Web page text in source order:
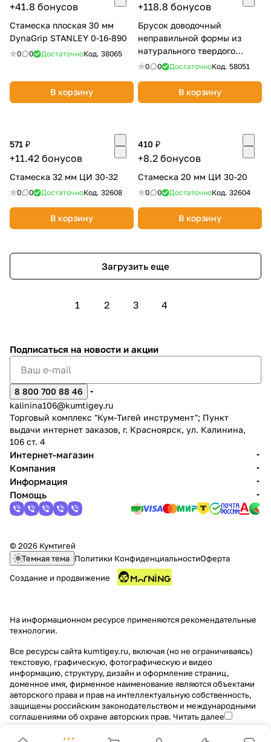
+41.8 бонусов
Стамеска плоская 30 мм
DynaGrip STANLEY 0-16-890
0 0 ДостаточноКод. 38065
В корзину
+118.8 бонусов
Брусок доводочный
неправильной формы из
натурального твердого
камня Arkansas
0 0 ДостаточноКод. 58051
В корзину
571 ₽
+11.42 бонусов
Стамеска 32 мм ЦИ 30-32
0 0 ДостаточноКод. 32608
В корзину
410 ₽
+8.2 бонусов
Стамеска 20 мм ЦИ 30-20
0 0 ДостаточноКод. 32604
В корзину
Загрузить еще
1 2 3 4
Подписаться на новости и акции
8 800 700 88 46
kalinina106@kumtigey.ru
Торговый комплекс "Кум-Тигей инструмент"; Пункт
выдачи интернет заказов, г. Красноярск, ул. Калинина,
106 ст. 4
Интернет-магазин
Компания
Информация
Помощь
© 2026 Кумтигей
Темная тема Политики КонфиденциальностиОферта
Создание и продвижение
На информационном ресурсе применяются рекомендательные
технологии.
Все ресурсы сайта kumtigey.ru, включая (но не ограничиваясь)
текстовую, графическую, фотографическую и видео
информацию, структуру, дизайн и оформление страниц,
доменное имя, фирменное наименование являются объектами
авторского права и прав на интеллектуальную собственность,
защищены российским законодательством и международными
соглашениями об охране авторских прав. Читать далее